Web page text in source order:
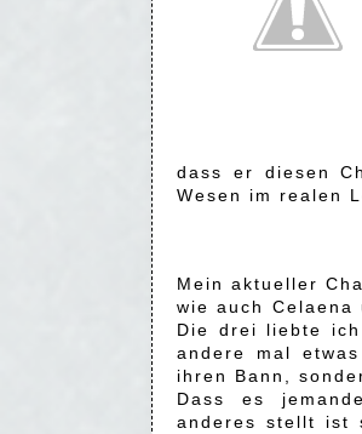
dass er diesen
Wesen im realen
Mein aktueller
wie auch Celaena
Die drei liebte
andere mal
ihren Bann,
Dass es
anderes stellt ist